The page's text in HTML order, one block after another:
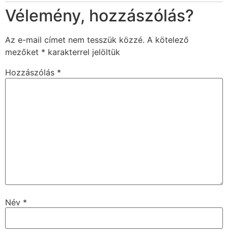
Vélemény, hozzászólás?
Az e-mail címet nem tesszük közzé. A kötelező
mezőket * karakterrel jelöltük
Hozzászólás *
Név *